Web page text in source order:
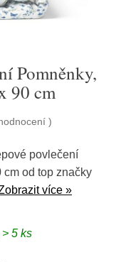
Pomněnky,
90 cm
)
povlečení
cm od top značky
více »
5 ks